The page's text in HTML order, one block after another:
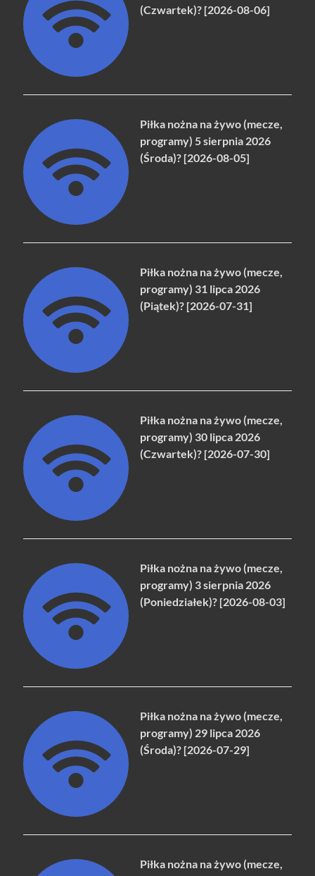
(Czwartek)? [2026-08-06]
Piłka nożna na żywo (mecze,
programy) 5 sierpnia 2026
(Środa)? [2026-08-05]
Piłka nożna na żywo (mecze,
programy) 31 lipca 2026
(Piątek)? [2026-07-31]
Piłka nożna na żywo (mecze,
programy) 30 lipca 2026
(Czwartek)? [2026-07-30]
Piłka nożna na żywo (mecze,
programy) 3 sierpnia 2026
(Poniedziałek)? [2026-08-03]
Piłka nożna na żywo (mecze,
programy) 29 lipca 2026
(Środa)? [2026-07-29]
Piłka nożna na żywo (mecze,